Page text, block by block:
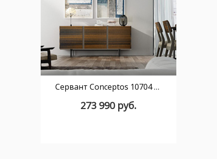
Сервант Conceptos 10704 180 см
273 990 руб.